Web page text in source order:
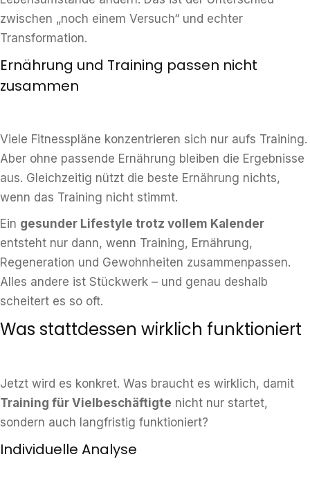
zwischen „noch einem Versuch“ und echter
Transformation.
Ernährung und Training passen nicht
zusammen
Viele Fitnesspläne konzentrieren sich nur aufs Training.
Aber ohne passende Ernährung bleiben die Ergebnisse
aus. Gleichzeitig nützt die beste Ernährung nichts,
wenn das Training nicht stimmt.
Ein gesunder Lifestyle trotz vollem Kalender
entsteht nur dann, wenn Training, Ernährung,
Regeneration und Gewohnheiten zusammenpassen.
Alles andere ist Stückwerk – und genau deshalb
scheitert es so oft.
Was stattdessen wirklich funktioniert
Jetzt wird es konkret. Was braucht es wirklich, damit
Training für Vielbeschäftigte nicht nur startet,
sondern auch langfristig funktioniert?
Individuelle Analyse